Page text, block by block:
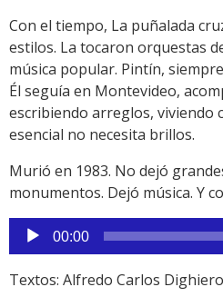
Con el tiempo, La puñalada
estilos. La tocaron orquestas
música popular. Pintín,
Él seguía en Montevideo,
escribiendo arreglos, viviendo
esencial no necesita brillos.
Murió en 1983. No dejó
monumentos. Dejó música. Y
Reproductor
de
audio
00:00
Textos: Alfredo Carlos Dighiero